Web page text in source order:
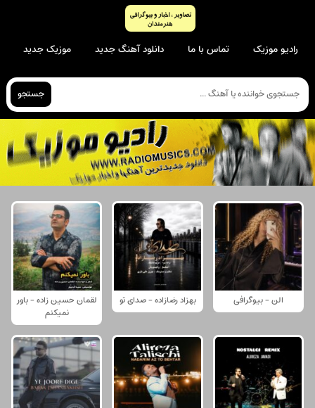
رادیو موزیک تماس با ما دانلود آهنگ جدید موزیک جدید
جستجو
الن - بیوگرافی بهزاد رضازاده - صدای تو
لقمان حسین زاده - باور
نمیکنم